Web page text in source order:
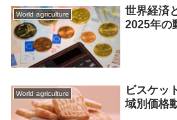
World agriculture
世界経済
2025年の
World agriculture
ビスケッ
域別価格